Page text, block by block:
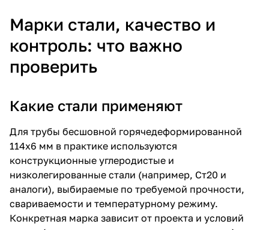
Марки стали, качество и
контроль: что важно
проверить
Какие стали применяют
Для трубы бесшовной горячедеформированной
114х6 мм в практике используются
конструкционные углеродистые и
низколегированные стали (например, Ст20 и
аналоги), выбираемые по требуемой прочности,
свариваемости и температурному режиму.
Конкретная марка зависит от проекта и условий